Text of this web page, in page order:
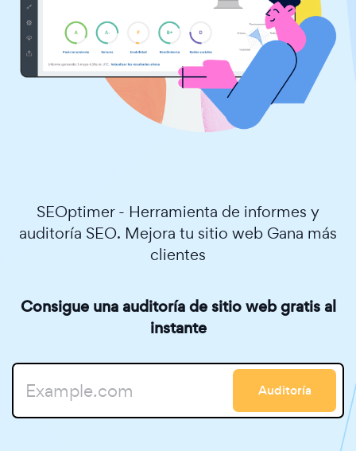
SEOptimer - Herramienta de informes y
auditoría SEO. Mejora tu sitio web Gana más
clientes
Consigue una auditoría de sitio web gratis al
instante
Auditoría